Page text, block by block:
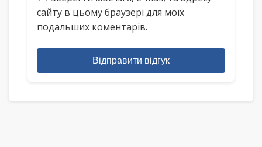
сайту в цьому браузері для моїх
подальших коментарів.
Відправити відгук